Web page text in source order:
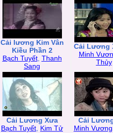
Cải lương Kim Vân
Kiều Phần 2
Bạch Tuyết, Thanh
Sang
Cải Lương
Minh
Thủy
Cải Lương Xưa
Bạch Tuyết Kim Tử
Cải
Minh Vương